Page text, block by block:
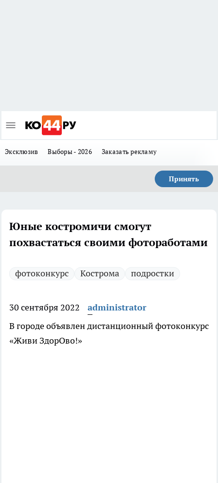
Эксклюзив Выборы - 2026 Заказать рекламу
Принять
Юные костромичи смогут
похвастаться своими фотоработами
фотоконкурс Кострома подростки
30 сентября 2022
administrator
В городе объявлен дистанционный фотоконкурс
«Живи ЗдорОво!»